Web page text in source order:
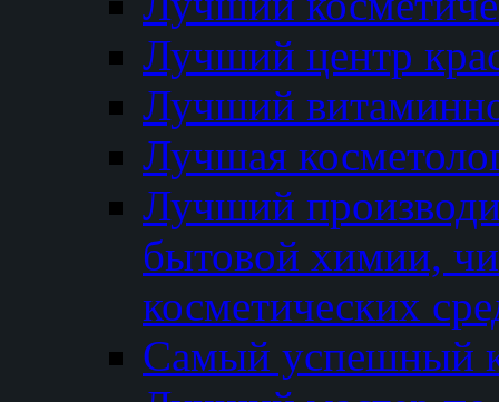
Лучший центр
Лучший
Лучшая
Лучший
бытовой химии,
косметических
Самый успешный